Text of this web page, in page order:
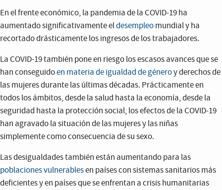
En el frente económico, la pandemia de la COVID-19 ha
aumentado significativamente eldesempleomundial y ha
recortado drásticamente los ingresos de los trabajadores.
La COVID-19 también pone en riesgo los escasos avances que se
han conseguidoen materia de igualdad de géneroy derechos de
las mujeres durante las últimas décadas. Prácticamente en
todos los ámbitos, desde la salud hasta la economía, desde la
seguridad hasta la protección social, los efectos de la COVID-19
han agravado la situación de las mujeres y las niñas
simplemente como consecuencia de su sexo.
Las desigualdades también están aumentando para las
poblaciones vulnerablesen países con sistemas sanitarios más
deficientes y en países que se enfrentan a crisis humanitarias